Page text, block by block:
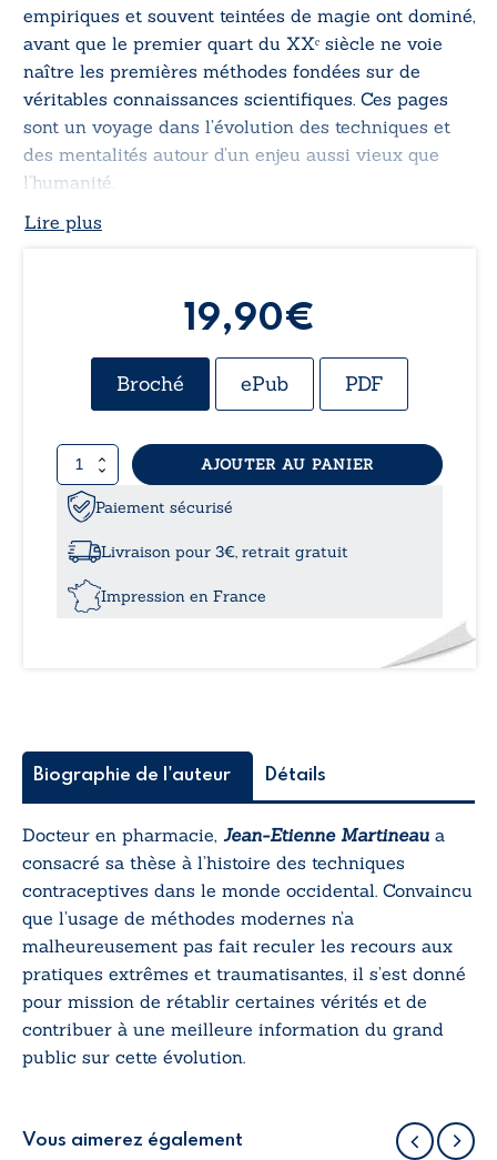
empiriques et souvent teintées de magie ont dominé,
avant que le premier quart du XXᵉ siècle ne voie
naître les premières méthodes fondées sur de
véritables connaissances scientifiques. Ces pages
sont un voyage dans l’évolution des techniques et
des mentalités autour d’un enjeu aussi vieux que
l’humanité.
Lire plus
19,90€
Broché ePub PDF
quantité
de
Contraception
Vingt
d’histoire
AJOUTER AU PANIER
Paiement sécurisé
Livraison pour 3€, retrait gratuit
Impression en France
Biographie de l'auteur Détails
Docteur en pharmacie, Jean-Etienne Martineau a
consacré sa thèse à l’histoire des techniques
contraceptives dans le monde occidental. Convaincu
que l’usage de méthodes modernes n’a
malheureusement pas fait reculer les recours aux
pratiques extrêmes et traumatisantes, il s’est donné
pour mission de rétablir certaines vérités et de
contribuer à une meilleure information du grand
public sur cette évolution.
Vous aimerez également